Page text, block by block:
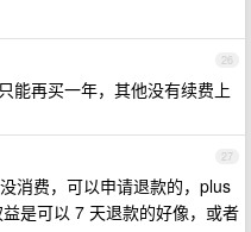
26
能再买一年，其他没有续费上
27
消费，可以申请退款的，plus
是可以 7 天退款的好像，或者